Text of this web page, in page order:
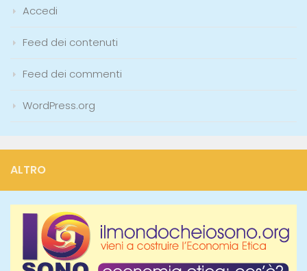
Accedi
Feed dei contenuti
Feed dei commenti
WordPress.org
ALTRO